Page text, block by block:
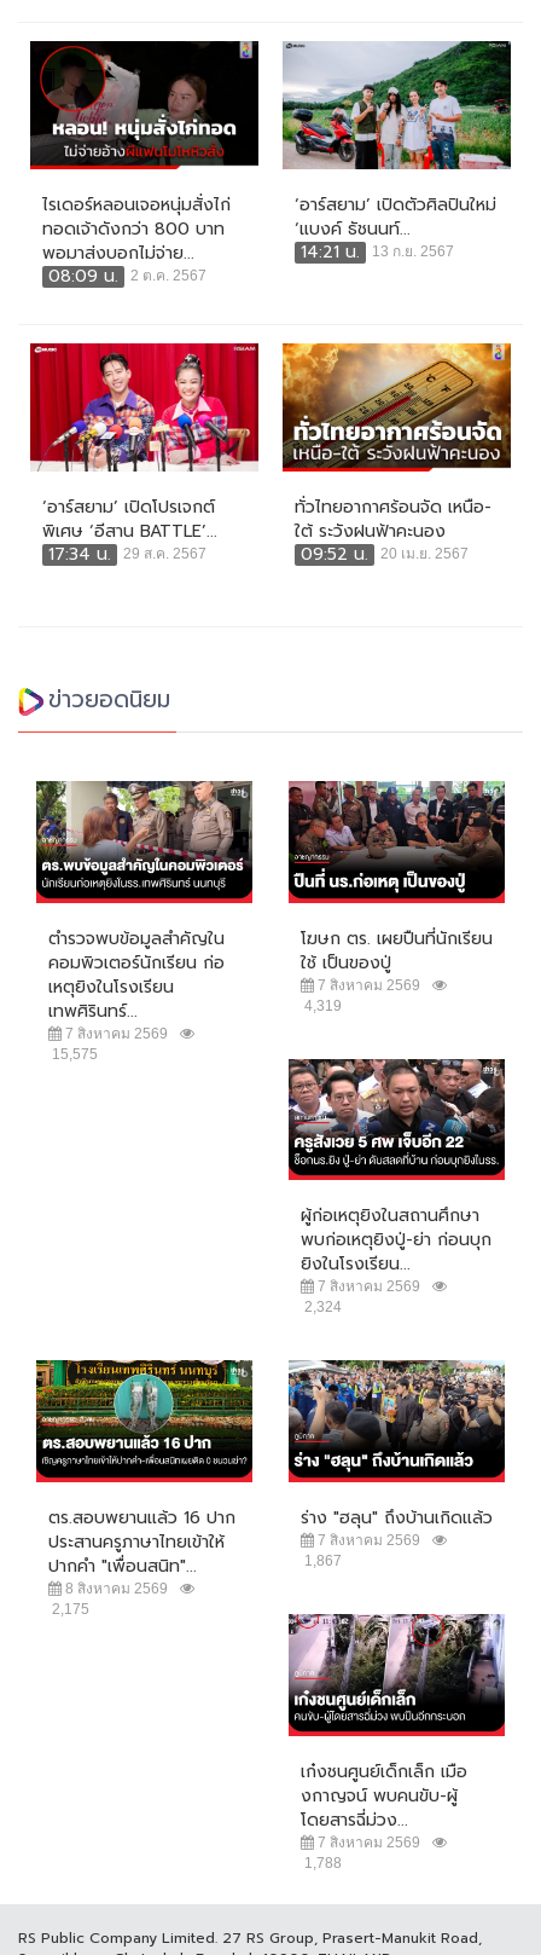
ไรเดอร์หลอนเจอหนุ่มสั่งไก่
ทอดเจ้าดังกว่า 800 บาท
พอมาส่งบอกไม่จ่าย...
08:09 น.
2 ต.ค. 2567
‘อาร์สยาม’ เปิดตัวศิลปินใหม่
‘แบงค์ ธัชนนท์...
14:21 น.
13 ก.ย. 2567
‘อาร์สยาม’ เปิดโปรเจกต์
พิเศษ ‘อีสาน BATTLE’...
17:34 น.
29 ส.ค. 2567
ทั่วไทยอากาศร้อนจัด เหนือ-
ใต้ ระวังฝนฟ้าคะนอง
09:52 น.
20 เม.ย. 2567
ข่าวยอดนิยม
ตำรวจพบข้อมูลสำคัญใน
คอมพิวเตอร์นักเรียน ก่อ
เหตุยิงในโรงเรียน
เทพศิรินทร์...
7 สิงหาคม 2569
15,575
โฆษก ตร. เผยปืนที่นักเรียน
ใช้ เป็นของปู่
7 สิงหาคม 2569
4,319
ผู้ก่อเหตุยิงในสถานศึกษา
พบก่อเหตุยิงปู่-ย่า ก่อนบุก
ยิงในโรงเรียน...
7 สิงหาคม 2569
2,324
ตร.สอบพยานแล้ว 16 ปาก
ประสานครูภาษาไทยเข้าให้
ปากคำ "เพื่อนสนิท"...
8 สิงหาคม 2569
2,175
ร่าง "ฮลุน" ถึงบ้านเกิดแล้ว
7 สิงหาคม 2569
1,867
เก๋งชนศูนย์เด็กเล็ก เมือ
งกาญจน์ พบคนขับ-ผู้
โดยสารฉี่ม่วง...
7 สิงหาคม 2569
1,788
RS Public Company Limited. 27 RS Group, Prasert-Manukit Road,